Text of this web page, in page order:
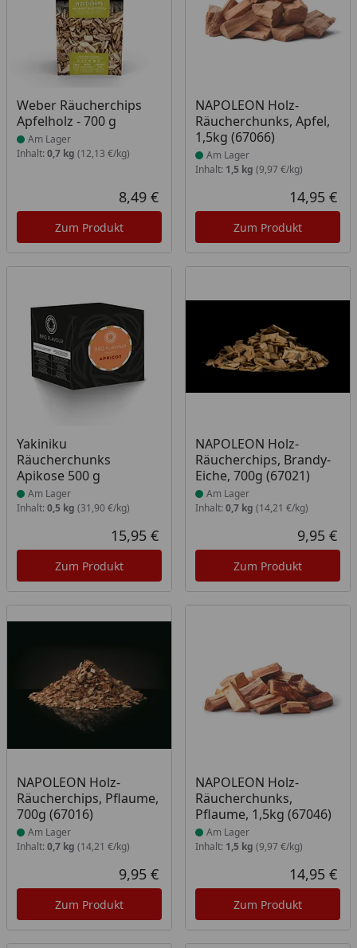
Weber Räucherchips
Apfelholz - 700 g
Produkt am Lager
Am Lager
Inhalt: 0,7 kg (12,13 €/kg)
Aktueller Preis
8,49 €
Zum Produkt
NAPOLEON Holz-
Räucherchunks, Apfel,
1,5kg (67066)
Produkt am Lager
Am Lager
Inhalt: 1,5 kg (9,97 €/kg)
14,95 €
Zum Produkt
Yakiniku
Räucherchunks
Apikose 500 g
Produkt am Lager
Am Lager
Inhalt: 0,5 kg (31,90 €/kg)
Aktueller Preis
15,95 €
Zum Produkt
NAPOLEON Holz-
Räucherchips, Brandy-
Eiche, 700g (67021)
Produkt am Lager
Am Lager
Inhalt: 0,7 kg (14,21 €/kg)
9,95 €
Zum Produkt
NAPOLEON Holz-
Räucherchips, Pflaume,
700g (67016)
Produkt am Lager
Am Lager
Inhalt: 0,7 kg (14,21 €/kg)
Aktueller Preis
9,95 €
Zum Produkt
NAPOLEON Holz-
Räucherchunks,
Pflaume, 1,5kg (67046)
Produkt am Lager
Am Lager
Inhalt: 1,5 kg (9,97 €/kg)
14,95 €
Zum Produkt